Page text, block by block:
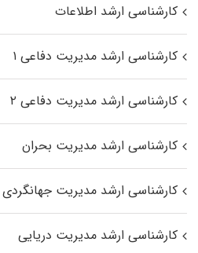
کارشناسی ارشد اطلاعات
کارشناسی ارشد مدیریت دفاعی ۱
کارشناسی ارشد مدیریت دفاعی ۲
کارشناسی ارشد مدیریت بحران
کارشناسی ارشد مدیریت جهانگردی
کارشناسی ارشد مدیریت دریایی